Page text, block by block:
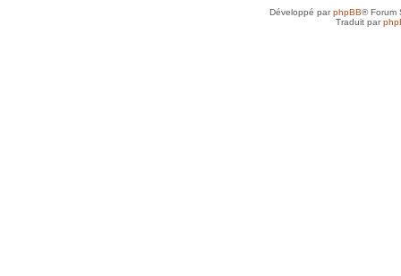
Développé parphpBB® Forum
Traduit par